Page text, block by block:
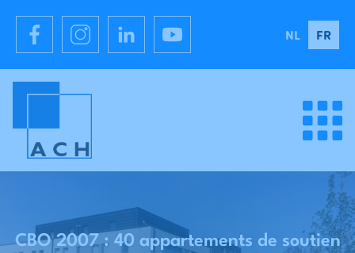
NL FR
CBO 2007 : 40 appartements de soutien